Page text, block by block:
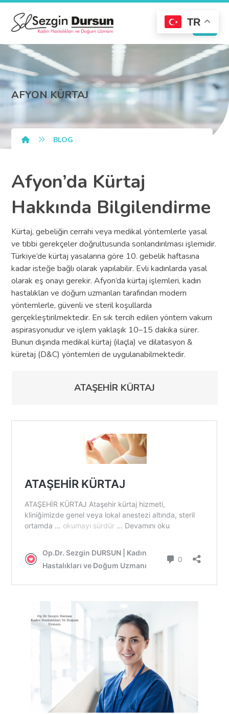
AFYON KÜRTAJ
BLOG
Afyon’da Kürtaj
Hakkında Bilgilendirme
Kürtaj, gebeliğin cerrahi veya medikal yöntemlerle yasal
ve tıbbi gerekçeler doğrultusunda sonlandırılması işlemidir.
Türkiye’de kürtaj yasalarına göre 10. gebelik haftasına
kadar isteğe bağlı olarak yapılabilir. Evli kadınlarda yasal
olarak eş onayı gerekir. Afyon’da kürtaj işlemleri, kadın
hastalıkları ve doğum uzmanları tarafından modern
yöntemlerle, güvenli ve steril koşullarda
gerçekleştirilmektedir. En sık tercih edilen yöntem vakum
aspirasyonudur ve işlem yaklaşık 10–15 dakika sürer.
Bunun dışında medikal kürtaj (ilaçla) ve dilatasyon &
küretaj (D&C) yöntemleri de uygulanabilmektedir.
ATAŞEHİR KÜRTAJ
TR